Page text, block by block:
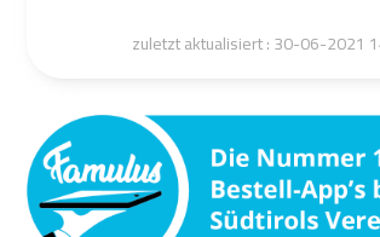
zuletzt aktualisiert :30-06-2021